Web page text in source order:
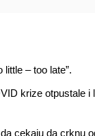
little – too late”.
krize otpustale
cekaju da crknu